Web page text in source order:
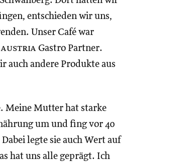
entschieden wir uns,
Unser Café war
austriaGastro Partner.
auch andere Produkte aus
Meine Mutter hat starke
um und fing vor 40
legte sie auch Wert auf
hat uns alle geprägt. Ich